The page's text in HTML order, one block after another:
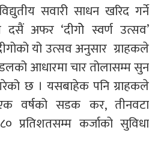
सवारी साधन खरिद गर्ने
दसैं अफर ‘दीगोे स्वर्ण उत्सव’
यो उत्सव अनुसार ग्राहकले
आधारमा चार तोलासम्म सुन
छ । यसबाहेक पनि ग्राहकले
वर्षको सडक कर, तीनवटा
प्रतिशतसम्म कर्जाको सुविधा